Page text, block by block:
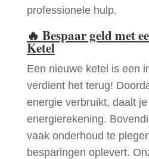
professionele hulp.
🔥 Bespaar geld met
Ketel
Een nieuwe ketel is een
verdient het terug!
energie verbruikt, daalt
energierekening.
vaak onderhoud te
besparingen oplevert.